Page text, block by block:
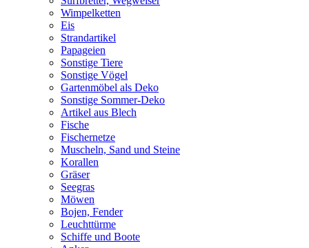
Wimpelketten
Eis
Strandartikel
Papageien
Sonstige Tiere
Sonstige Vögel
Gartenmöbel als Deko
Sonstige Sommer-Deko
Artikel aus Blech
Fische
Fischernetze
Muscheln, Sand und Steine
Korallen
Gräser
Seegras
Möwen
Bojen, Fender
Leuchttürme
Schiffe und Boote